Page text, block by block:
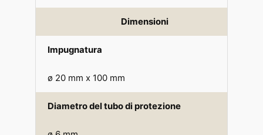
Dimensioni
Impugnatura
ø 20 mm x 100 mm
Diametro del tubo di protezione